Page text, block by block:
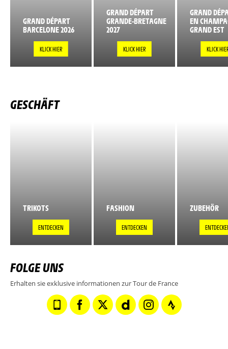
GRAND DÉPART
BARCELONE 2026
KLICK HIER
GRAND DÉPART
GRANDE-BRETAGNE
2027
KLICK HIER
GRAND
EN
GRAND EST
KLICK
GESCHÄFT
TRIKOTS
ENTDECKEN
FASHION
ENTDECKEN
ZUBEHÖR
FOLGE UNS
Erhalten sie exklusive informationen zur Tour de France